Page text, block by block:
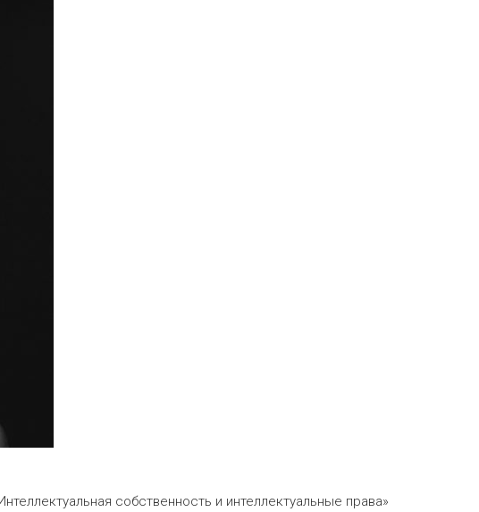
собственность и интеллектуальные права»